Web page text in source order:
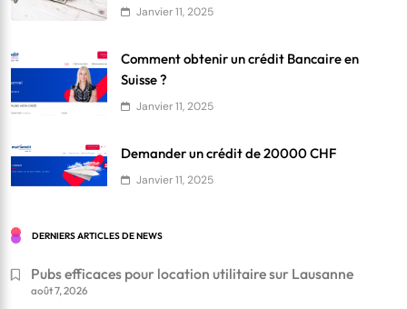
Janvier 11, 2025
Comment obtenir un crédit Bancaire en
Suisse ?
Janvier 11, 2025
Demander un crédit de 20000 CHF
Janvier 11, 2025
DERNIERS ARTICLES DE NEWS
Pubs efficaces pour location utilitaire sur Lausanne
août 7, 2026